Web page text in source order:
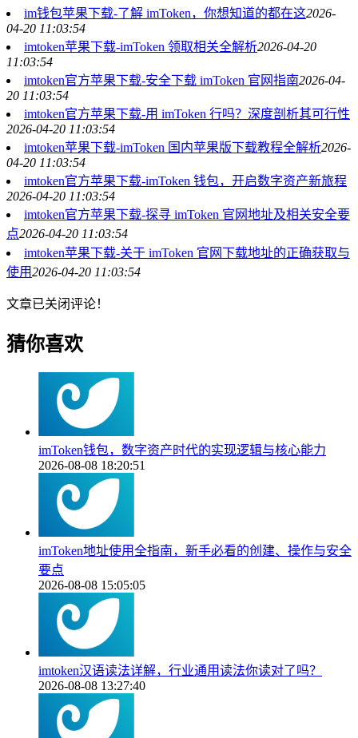
im钱包苹果下载-了解 imToken，你想知道的都在这2026-
04-20 11:03:54
imtoken苹果下载-imToken 领取相关全解析2026-04-20
11:03:54
imtoken官方苹果下载-安全下载 imToken 官网指南2026-04-
20 11:03:54
imtoken官方苹果下载-用 imToken 行吗？深度剖析其可行性
2026-04-20 11:03:54
imtoken苹果下载-imToken 国内苹果版下载教程全解析2026-
04-20 11:03:54
imtoken官方苹果下载-imToken 钱包，开启数字资产新旅程
2026-04-20 11:03:54
imtoken官方苹果下载-探寻 imToken 官网地址及相关安全要
点2026-04-20 11:03:54
imtoken苹果下载-关于 imToken 官网下载地址的正确获取与
使用2026-04-20 11:03:54
文章已关闭评论！
猜你喜欢
imToken钱包，数字资产时代的实现逻辑与核心能力
2026-08-08 18:20:51
imToken地址使用全指南，新手必看的创建、操作与安全
要点
2026-08-08 15:05:05
imtoken汉语读法详解，行业通用读法你读对了吗？
2026-08-08 13:27:40